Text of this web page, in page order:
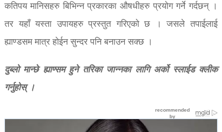
कतिपय मानिसहरु बिभिन्न प्रकारका औषधीहरु प्रयोग गर्ने गर्दछन् ।
तर यहाँ यस्ता उपायहरु प्रस्तुत गरिएको छ । जसले तपाईलाई
ह्याण्डसम मात्र होईन सुन्दर पनि बनाउन सक्छ ।
दुब्लो मान्छे ह्याण्सम हुने तरिका जान्नका लागि अर्को स्लाईड क्लीक
गर्नुहोस् ।